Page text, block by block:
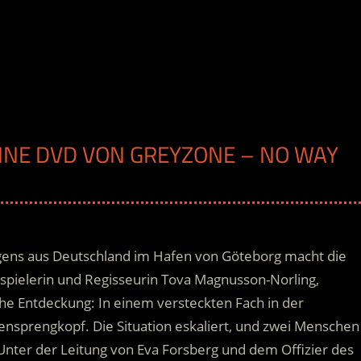
DVD VON GREYZONE – NO WAY
aus Deutschland im Hafen von Göteborg macht die
und Regisseurin Tova Magnusson-Norling,
Entdeckung: In einem versteckten Fach in der
Die Situation eskaliert, und zwei Menschen
der Leitung von Eva Forsberg und dem Offizier des